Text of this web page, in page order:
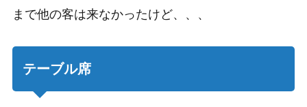
まで他の客は来なかったけど、、、
テーブル席